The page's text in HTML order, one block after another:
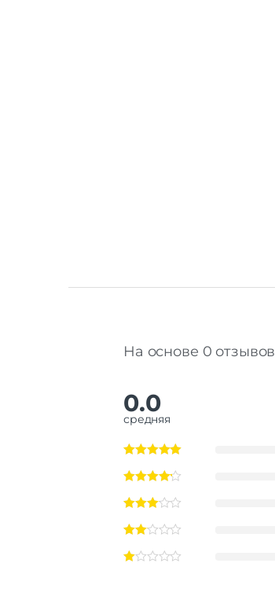
На основе 0 отзывов
0.0
средняя